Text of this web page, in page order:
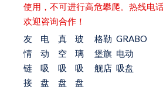
使用，不可进行高危攀爬。热线电
欢迎咨询合作！
友
情
链
接
电
动
吸
盘
真
空
吸
盘
玻
璃
吸
盘
格勒
堡旗
舰店
GRABO
电动
吸盘